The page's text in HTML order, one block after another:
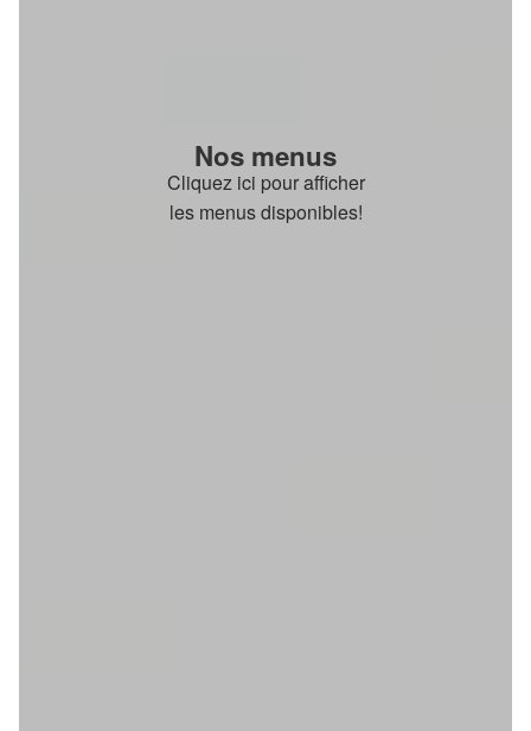
Nos menus
Cliquez ici pour afficher
les menus disponibles!